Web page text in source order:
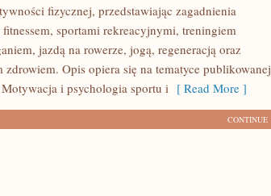
fizycznej, przedstawiając zagadnienia
fitnessem, sportami rekreacyjnymi, treningiem
jazdą na rowerze, jogą, regeneracją oraz
Opis opiera się na tematyce publikowanej
i psychologia sportu i [ Read More ]
CONTINUE